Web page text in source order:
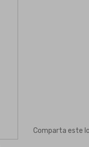
Comparta este